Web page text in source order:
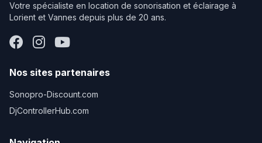
Votre spécialiste en location de sonorisation et éclairage à
Lorient et Vannes depuis plus de 20 ans.
Nos sites partenaires
Sonopro-Discount.com
DjControllerHub.com